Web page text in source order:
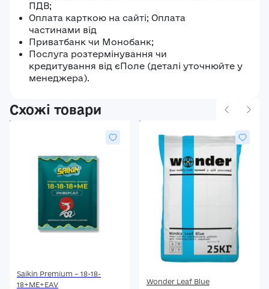
ПДВ;
Оплата карткою на сайті; Оплата
частинами від
Приватбанк чи Монобанк;
Послуга розтермінування чи
кредитування від єПоле (деталі уточнюйте у
менеджера).
Схожі товари
Saikin Premium – 18-18-
18+МЕ+ЕАV
Wonder Leaf Blue